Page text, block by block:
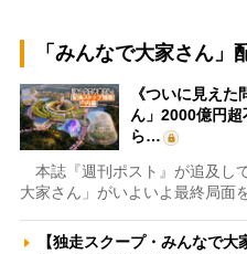
「みんなで大家さん
《ついに見え
ん」2000億円超
ら…
本誌『週刊ポスト』が追及し
大家さん」がいよいよ最終局面
【独走スクープ・みんなで